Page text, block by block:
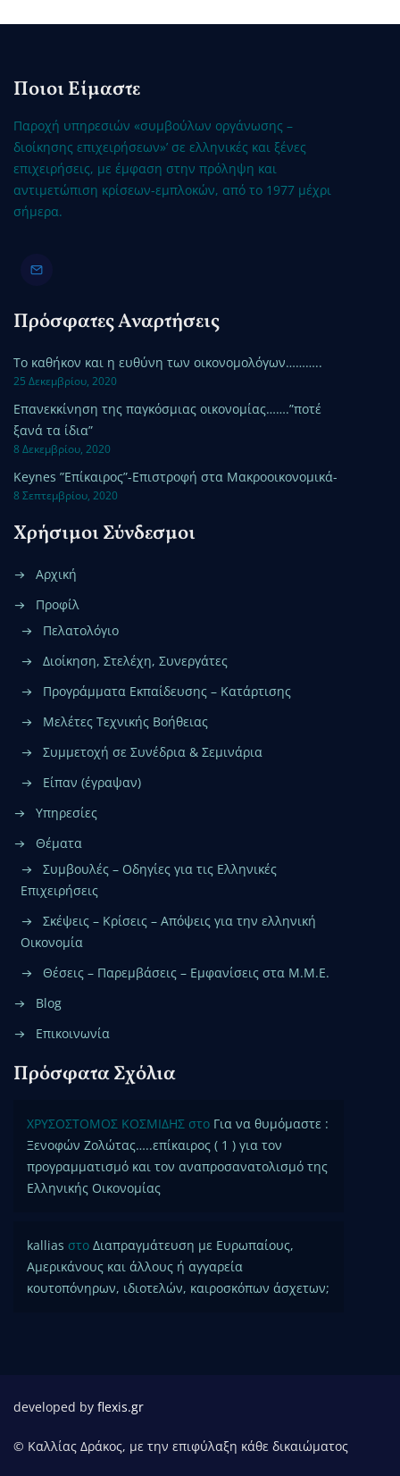
Ποιοι Είμαστε
Παροχή υπηρεσιών «συμβούλων οργάνωσης –
διοίκησης επιχειρήσεων»’ σε ελληνικές και ξένες
επιχειρήσεις, με έμφαση στην πρόληψη και
αντιμετώπιση κρίσεων-εμπλοκών, από το 1977 μέχρι
σήμερα.
Πρόσφατες Αναρτήσεις
Το καθήκον και η ευθύνη των οικονομολόγων………..
25 Δεκεμβρίου, 2020
Επανεκκίνηση της παγκόσμιας οικονομίας…….”ποτέ
ξανά τα ίδια”
8 Δεκεμβρίου, 2020
Keynes ”Επίκαιρος”-Επιστροφή στα Μακροοικονομικά-
8 Σεπτεμβρίου, 2020
Χρήσιμοι Σύνδεσμοι
Αρχική
Προφίλ
Πελατολόγιο
Διοίκηση, Στελέχη, Συνεργάτες
Προγράμματα Εκπαίδευσης – Κατάρτισης
Μελέτες Τεχνικής Βοήθειας
Συμμετοχή σε Συνέδρια & Σεμινάρια
Είπαν (έγραψαν)
Υπηρεσίες
Θέματα
Συμβουλές – Οδηγίες για τις Ελληνικές
Επιχειρήσεις
Σκέψεις – Κρίσεις – Απόψεις για την ελληνική
Οικονομία
Θέσεις – Παρεμβάσεις – Εμφανίσεις στα Μ.Μ.Ε.
Blog
Επικοινωνία
Πρόσφατα Σχόλια
ΧΡΥΣΟΣΤΟΜΟΣ ΚΟΣΜΙΔΗΣ στο Για να θυμόμαστε :
Ξενοφών Ζολώτας…..επίκαιρος ( 1 ) για τον
προγραμματισμό και τον αναπροσανατολισμό της
Ελληνικής Οικονομίας
kallias στο Διαπραγμάτευση με Ευρωπαίους,
Αμερικάνους και άλλους ή αγγαρεία
κουτοπόνηρων, ιδιοτελών, καιροσκόπων άσχετων;
developed by flexis.gr
© Καλλίας Δράκος, με την επιφύλαξη κάθε δικαιώματος